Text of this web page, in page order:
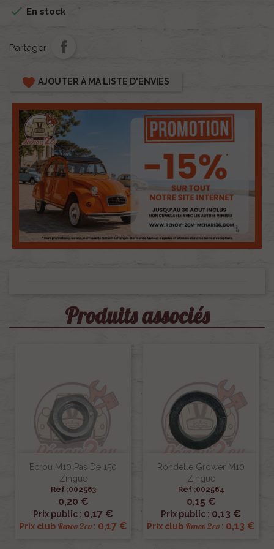
 En stock
Partager
favorite AJOUTER À MA LISTE D'ENVIES
Produits associés
Ecrou M10 Pas De 150
Zingue
Ref :002563
0,20 €
Prix public : 0,17 €
Prix club Renov 2cv : 0,17 €
Rondelle Grower M10
Zingue
Ref :002564
0,15 €
Prix public : 0,13 €
Prix club Renov 2cv : 0,13 €